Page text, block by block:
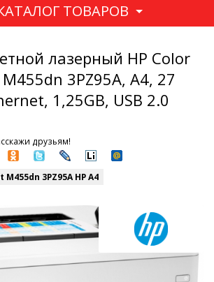
ТОВАРОВ
лазерный HP Color
3PZ95A, А4, 27
1,25GB, USB 2.0
друзьям!
M455dn 3PZ95A HP A4